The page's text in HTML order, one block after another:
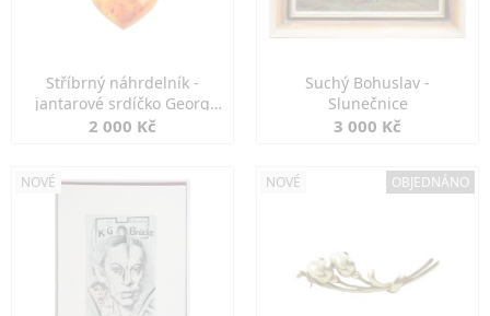
Stříbrný náhrdelník -
jantarové srdíčko Georg
Kramer
2 000 Kč
Suchý Bohuslav -
Slunečnice
3 000 Kč
NOVÉ NOVÉ OBJEDNÁNO